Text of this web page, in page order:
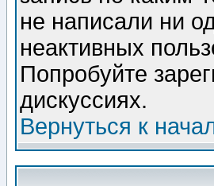
не написали ни
неактивных
Попробуйте
дискуссиях.
Вернуться к